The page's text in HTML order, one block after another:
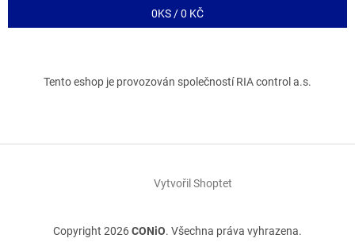
0KS /0 KČ
Tento eshop je provozován společností RIA control a.s.
Vytvořil Shoptet
Copyright 2026CONiO. Všechna práva vyhrazena.